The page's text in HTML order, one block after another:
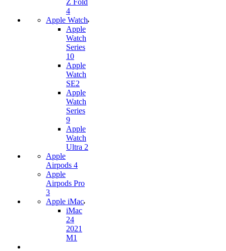
Z Fold
4
Apple Watch
Apple
Watch
Series
10
Apple
Watch
SE2
Apple
Watch
Series
9
Apple
Watch
Ultra 2
Apple
Airpods 4
Apple
Airpods Pro
3
Apple iMac
iMac
24
2021
M1